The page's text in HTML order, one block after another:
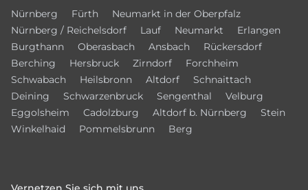
Nürnberg
Fürth
Neumarkt in der Oberpfalz
Nürnberg / Reichelsdorf
Lauf Neumarkt
Erlangen
Burgthann
Oberasbach Ansbach
Rückersdorf
Berching
Hersbruck Zirndorf
Forchheim
Schwabach
Heilsbronn Altdorf
Schnaittach
Deining
Schwarzenbruck Sengenthal
Velburg
Eggolsheim
Cadolzburg Altdorf b. Nürnberg
Stein
Winkelhaid
Pommelsbrunn Berg